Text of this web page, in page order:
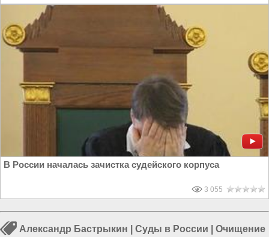
В России началась зачистка судейского корпуса
3 055
Александр Бастрыкин Суды в России
Очищение